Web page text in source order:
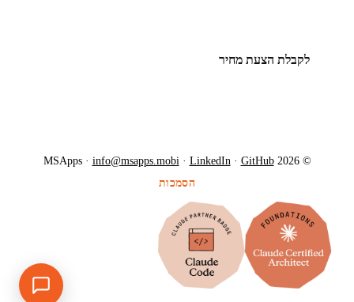
לקבלת הצעת מחיר
© 2026 MSApps ·
info@msapps.mobi· LinkedIn· GitHub
הסמכות